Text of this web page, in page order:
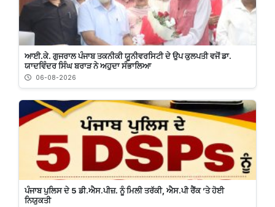
ਆਈ.ਕੇ. ਗੁਜਰਾਲ ਪੰਜਾਬ ਤਕਨੀਕੀ ਯੂਨੀਵਰਸਿਟੀ ਦੇ ਉਪ ਕੁਲਪਤੀ ਵਜੋਂ ਡਾ.
ਯਾਦਵਿੰਦਰ ਸਿੰਘ ਬਰਾੜ ਨੇ ਅਹੁਦਾ ਸੰਭਾਲਿਆ
06-08-2026
ਪੰਜਾਬ ਪੁਲਿਸ ਦੇ 5 ਡੀ.ਐਸ.ਪੀਜ਼. ਨੂੰ ਮਿਲੀ ਤਰੱਕੀ, ਐਸ.ਪੀ ਰੈਂਕ ’ਤੇ ਹੋਈ
ਨਿਯੁਕਤੀ